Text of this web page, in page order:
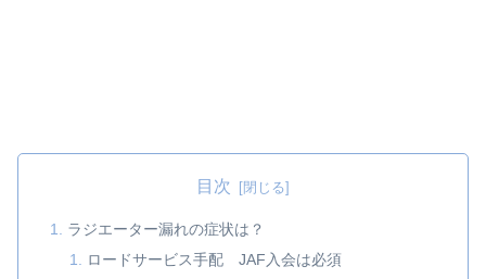
目次
ラジエーター漏れの症状は？
ロードサービス手配 JAF入会は必須